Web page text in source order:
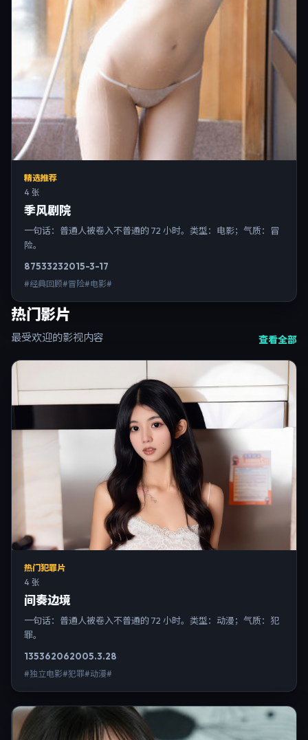
精选推荐
4 张
季风剧院
一句话：普通人被卷入不普通的 72 小时。类型：电影；气质：冒
险。
87533232015-3-17
#经典回顾#冒险#电影#
热门影片
最受欢迎的影视内容 查看全部
热门犯罪片
4 张
间奏边境
一句话：普通人被卷入不普通的 72 小时。类型：动漫；气质：犯
罪。
135362062005.3.28
#独立电影#犯罪#动漫#